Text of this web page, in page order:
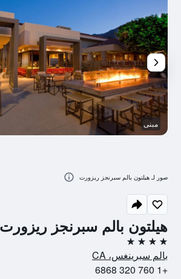
هيلتون بالم سبرنجز ريزورت
4 نجوم
بالم سبرينغس، CA
+1 760 320 6868
مبنى
صور لـ هيلتون بالم سبرنجز ريزورت